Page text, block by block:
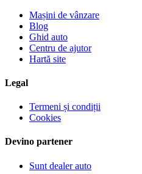
Mașini de vânzare
Blog
Ghid auto
Centru de ajutor
Hartă site
Legal
Termeni și condiții
Cookies
Devino partener
Sunt dealer auto